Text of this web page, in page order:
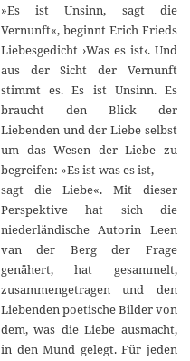
1
»Es ist Unsinn, sagt die
Vernunft«, beginnt Erich Frieds
Liebesgedicht ›Was es ist‹. Und
aus der Sicht der Vernunft
stimmt es. Es ist Unsinn. Es
braucht den Blick der
Liebenden und der Liebe selbst
um das Wesen der Liebe zu
begreifen: »Es ist was es ist,
sagt die Liebe«. Mit dieser
Perspektive hat sich die
niederländische Autorin Leen
van der Berg der Frage
genähert, hat gesammelt,
zusammengetragen und den
Liebenden poetische Bilder von
dem, was die Liebe ausmacht,
in den Mund gelegt. Für jeden